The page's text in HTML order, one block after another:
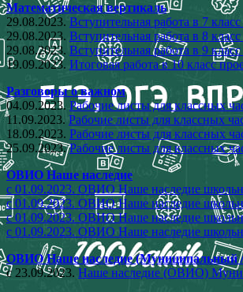
Математическая вертикаль
29.08.2023. Вступительная работа в 7
29.08.2023. Вступительная работа в 8
29.08.2023. Вступительная работа в 9
19.09.2023. Итоговая работа в 10 класс
Разговоры о важном
04.09.2023.Рабочие листы для классных
11.09.2023. Рабочие листы для классных
18.09.2023. Рабочие листы для классных
25.09.2023.Рабочие листы для классных
ОВИО Наше наследие
с 01.09.2023. ОВИО Наше наследие
с 01.09.2023. ОВИО Наше наследие
с 01.09.2023. ОВИО Наше наследие
с 01.09.2023. ОВИО Наше наследие
ОВИО Наше наследие (Муниципальный
с 23.09.2023. Наше наследие (ОВИО)